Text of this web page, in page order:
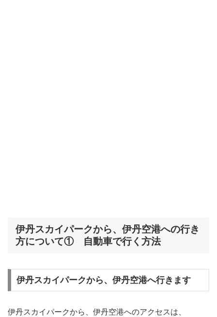
伊丹スカイパークから、伊丹空港への行き
方について① 自動車で行く方法
伊丹スカイパークから、伊丹空港へ行きます
伊丹スカイパークから、伊丹空港へのアクセスは、